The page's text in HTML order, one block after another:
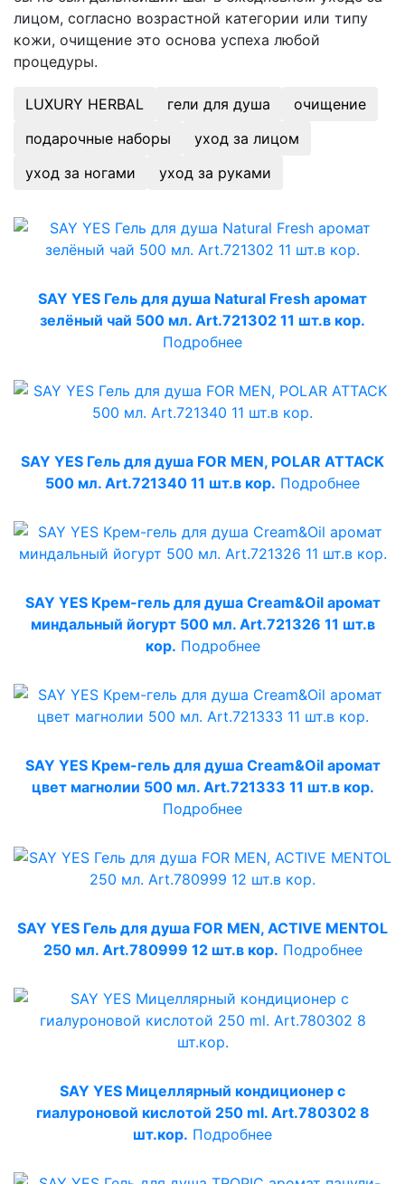
лицом, согласно возрастной категории или типу
кожи, очищение это основа успеха любой
процедуры.
LUXURY HERBAL гели для душа
очищение
подарочные наборы
уход за лицом
уход за ногами
уход за руками
SAY YES Гель для душа Natural Fresh аромат
зелёный чай 500 мл. Art.721302 11 шт.в кор.
Подробнее
SAY YES Гель для душа FOR MEN, POLAR ATTACK
500 мл. Art.721340 11 шт.в кор. Подробнее
SAY YES Крем-гель для душа Cream&Oil аромат
миндальный йогурт 500 мл. Art.721326 11 шт.в
кор. Подробнее
SAY YES Крем-гель для душа Cream&Oil аромат
цвет магнолии 500 мл. Art.721333 11 шт.в кор.
Подробнее
SAY YES Гель для душа FOR MEN, ACTIVE MENTOL
250 мл. Art.780999 12 шт.в кор. Подробнее
SAY YES Мицеллярный кондиционер с
гиалуроновой кислотой 250 ml. Art.780302 8
шт.кор. Подробнее